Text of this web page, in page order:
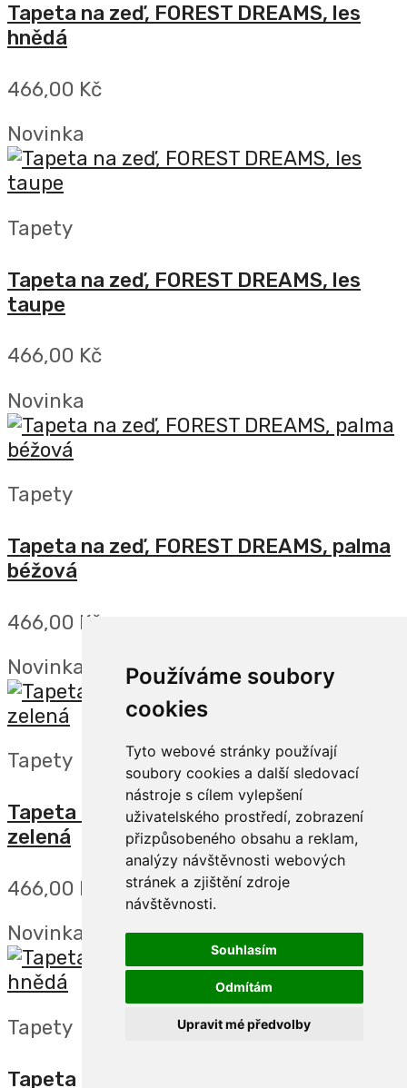
Používáme soubory
cookies
Tyto webové stránky používají
soubory cookies a další sledovací
nástroje s cílem vylepšení
uživatelského prostředí, zobrazení
přizpůsobeného obsahu a reklam,
analýzy návštěvnosti webových
stránek a zjištění zdroje
návštěvnosti.
Souhlasím
Odmítám
Upravit mé předvolby
Tapeta na zeď, FOREST DREAMS, les
hnědá
466,00 Kč
Novinka
Tapety
Tapeta na zeď, FOREST DREAMS, les
taupe
466,00 Kč
Novinka
Tapety
Tapeta na zeď, FOREST DREAMS, palma
béžová
466,00 Kč
Novinka
Tapety
Tapeta na zeď, FOREST DREAMS, palma
zelená
466,00 Kč
Novinka
Tapety
Tapeta na zeď, FOREST DREAMS, palma